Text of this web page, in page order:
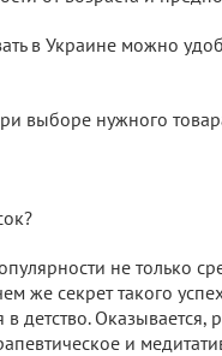
в Украине можно
выборе нужного
не только
же секрет такого
Оказывается,
и